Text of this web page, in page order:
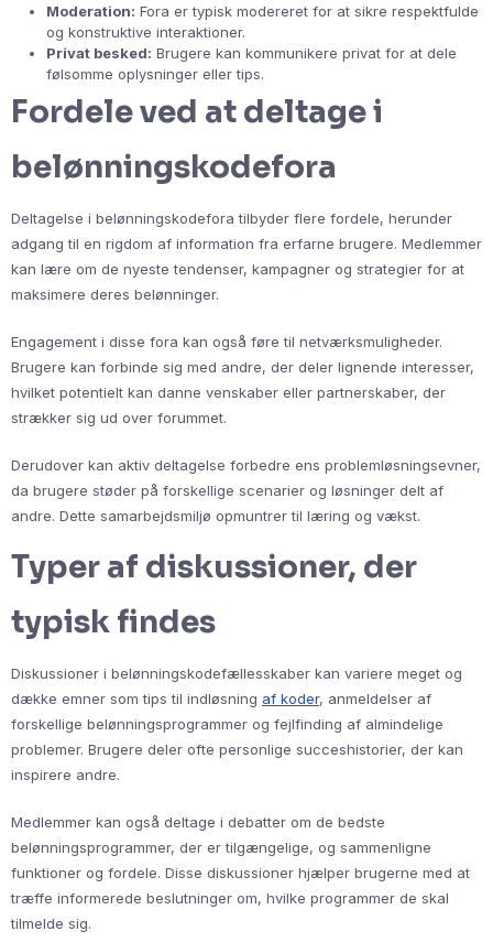
Moderation: Fora er typisk modereret for at sikre respektfulde
og konstruktive interaktioner.
Privat besked: Brugere kan kommunikere privat for at dele
følsomme oplysninger eller tips.
Fordele ved at deltage i
belønningskodefora
Deltagelse i belønningskodefora tilbyder flere fordele, herunder
adgang til en rigdom af information fra erfarne brugere. Medlemmer
kan lære om de nyeste tendenser, kampagner og strategier for at
maksimere deres belønninger.
Engagement i disse fora kan også føre til netværksmuligheder.
Brugere kan forbinde sig med andre, der deler lignende interesser,
hvilket potentielt kan danne venskaber eller partnerskaber, der
strækker sig ud over forummet.
Derudover kan aktiv deltagelse forbedre ens problemløsningsevner,
da brugere støder på forskellige scenarier og løsninger delt af
andre. Dette samarbejdsmiljø opmuntrer til læring og vækst.
Typer af diskussioner, der
typisk findes
Diskussioner i belønningskodefællesskaber kan variere meget og
dække emner som tips til indløsning af koder, anmeldelser af
forskellige belønningsprogrammer og fejlfinding af almindelige
problemer. Brugere deler ofte personlige succeshistorier, der kan
inspirere andre.
Medlemmer kan også deltage i debatter om de bedste
belønningsprogrammer, der er tilgængelige, og sammenligne
funktioner og fordele. Disse diskussioner hjælper brugerne med at
træffe informerede beslutninger om, hvilke programmer de skal
tilmelde sig.